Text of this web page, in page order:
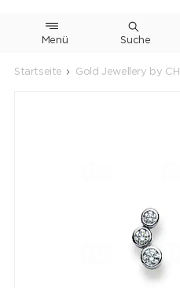
Menü Suche
Startseite Gold Jewellery by